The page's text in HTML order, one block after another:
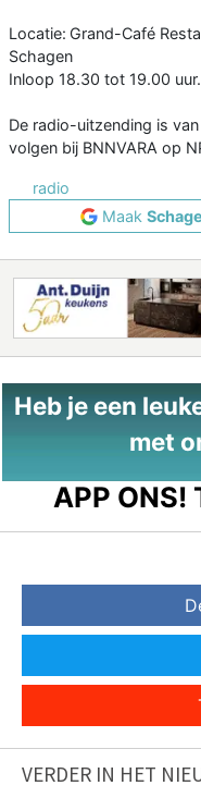
Locatie: Grand-Café
Schagen
Inloop 18.30 tot 19.00 uur.
De radio-uitzending is
volgen bij BNNVARA op
radio
Maak
Heb je een
met
APP ONS!
VERDER IN HET